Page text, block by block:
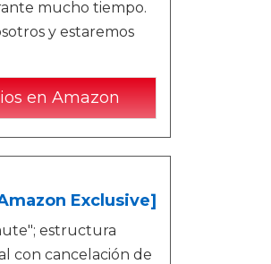
mucho tiempo.
y estaremos
en Amazon
Exclusive]
estructura
con cancelación de